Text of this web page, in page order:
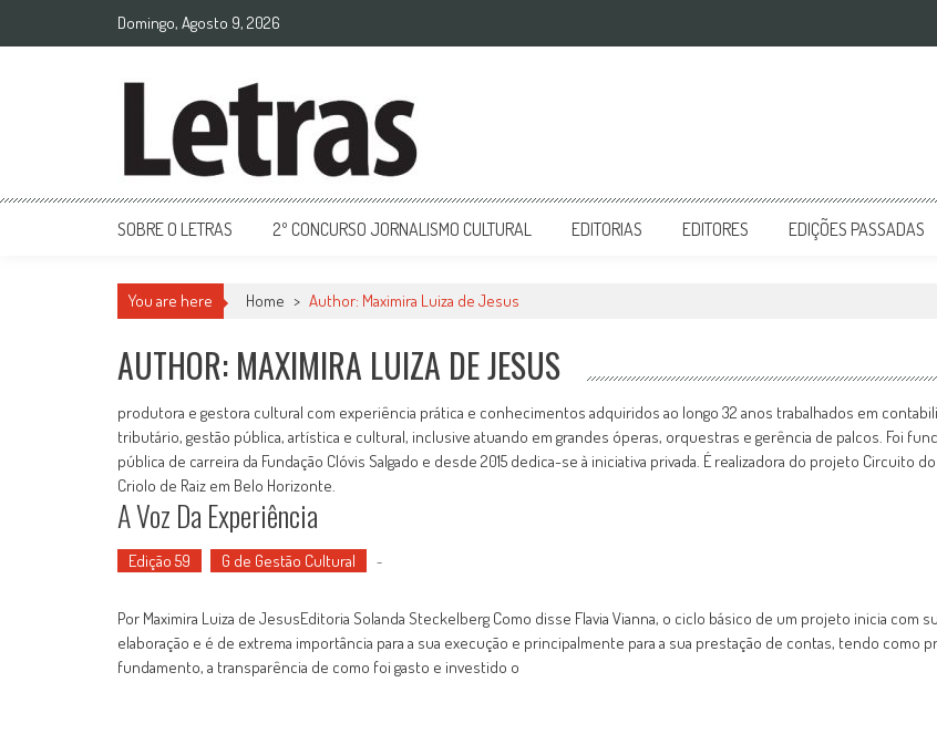
Domingo, Agosto 9, 2026
SOBRE O LETRAS 2º CONCURSO JORNALISMO CULTURAL EDITORIAS EDITORES EDIÇÕES PASSADAS
You are here Home > Author: Maximira Luiza de Jesus
AUTHOR: MAXIMIRA LUIZA DE JESUS
produtora e gestora cultural com experiência prática e conhecimentos adquiridos ao longo 32 anos trabalhados em
tributário, gestão pública, artística e cultural, inclusive atuando em grandes óperas, orquestras e gerência de palcos. Foi
pública de carreira da Fundação Clóvis Salgado e desde 2015 dedica-se à iniciativa privada. É realizadora do projeto Circuito do
Criolo de Raiz em Belo Horizonte.
A Voz Da Experiência
Edição 59 G de Gestão Cultural -
Por Maximira Luiza de JesusEditoria Solanda Steckelberg Como disse Flavia Vianna, o ciclo básico de um projeto inicia com
elaboração e é de extrema importância para a sua execução e principalmente para a sua prestação de contas, tendo como
fundamento, a transparência de como foi gasto e investido o